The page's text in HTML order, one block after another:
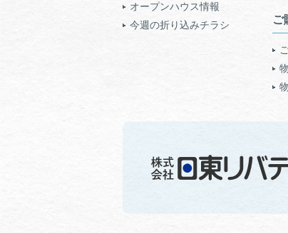
オープンハウス情報
今週の折り込みチラシ
ご